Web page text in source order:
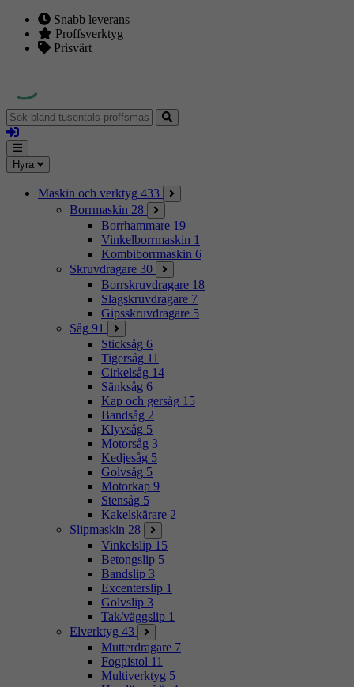
Snabb leverans
Proffsverktyg
Prisvärt
Sök
bland
tusentals
proffsmaskiner
Logga
in
Mina
sidor
Meny
Hyra
Maskin och verktyg 433
Borrmaskin 28
Borrhammare 19
Vinkelborrmaskin 1
Kombiborrmaskin 6
Skruvdragare 30
Borrskruvdragare 18
Slagskruvdragare 7
Gipsskruvdragare 5
Såg 91
Sticksåg 6
Tigersåg 11
Cirkelsåg 14
Sänksåg 6
Kap och gersåg 15
Bandsåg 2
Klyvsåg 5
Motorsåg 3
Kedjesåg 5
Golvsåg 5
Motorkap 9
Stensåg 5
Kakelskärare 2
Slipmaskin 28
Vinkelslip 15
Betongslip 5
Bandslip 3
Excenterslip 1
Golvslip 3
Tak/väggslip 1
Elverktyg 43
Mutterdragare 7
Fogpistol 11
Multiverktyg 5